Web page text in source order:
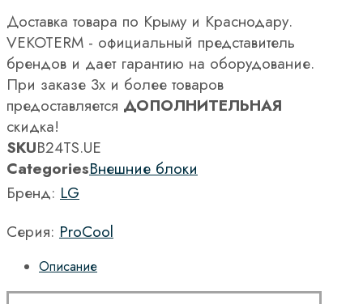
Доставка товара по Крыму и Краснодару.
VEKOTERM - официальный представитель
брендов и дает гарантию на оборудование.
При заказе 3х и более товаров
предоставляется ДОПОЛНИТЕЛЬНАЯ
скидка!
SKUB24TS.UE
CategoriesВнешние блоки
Бренд: LG
Серия: ProCool
Описание